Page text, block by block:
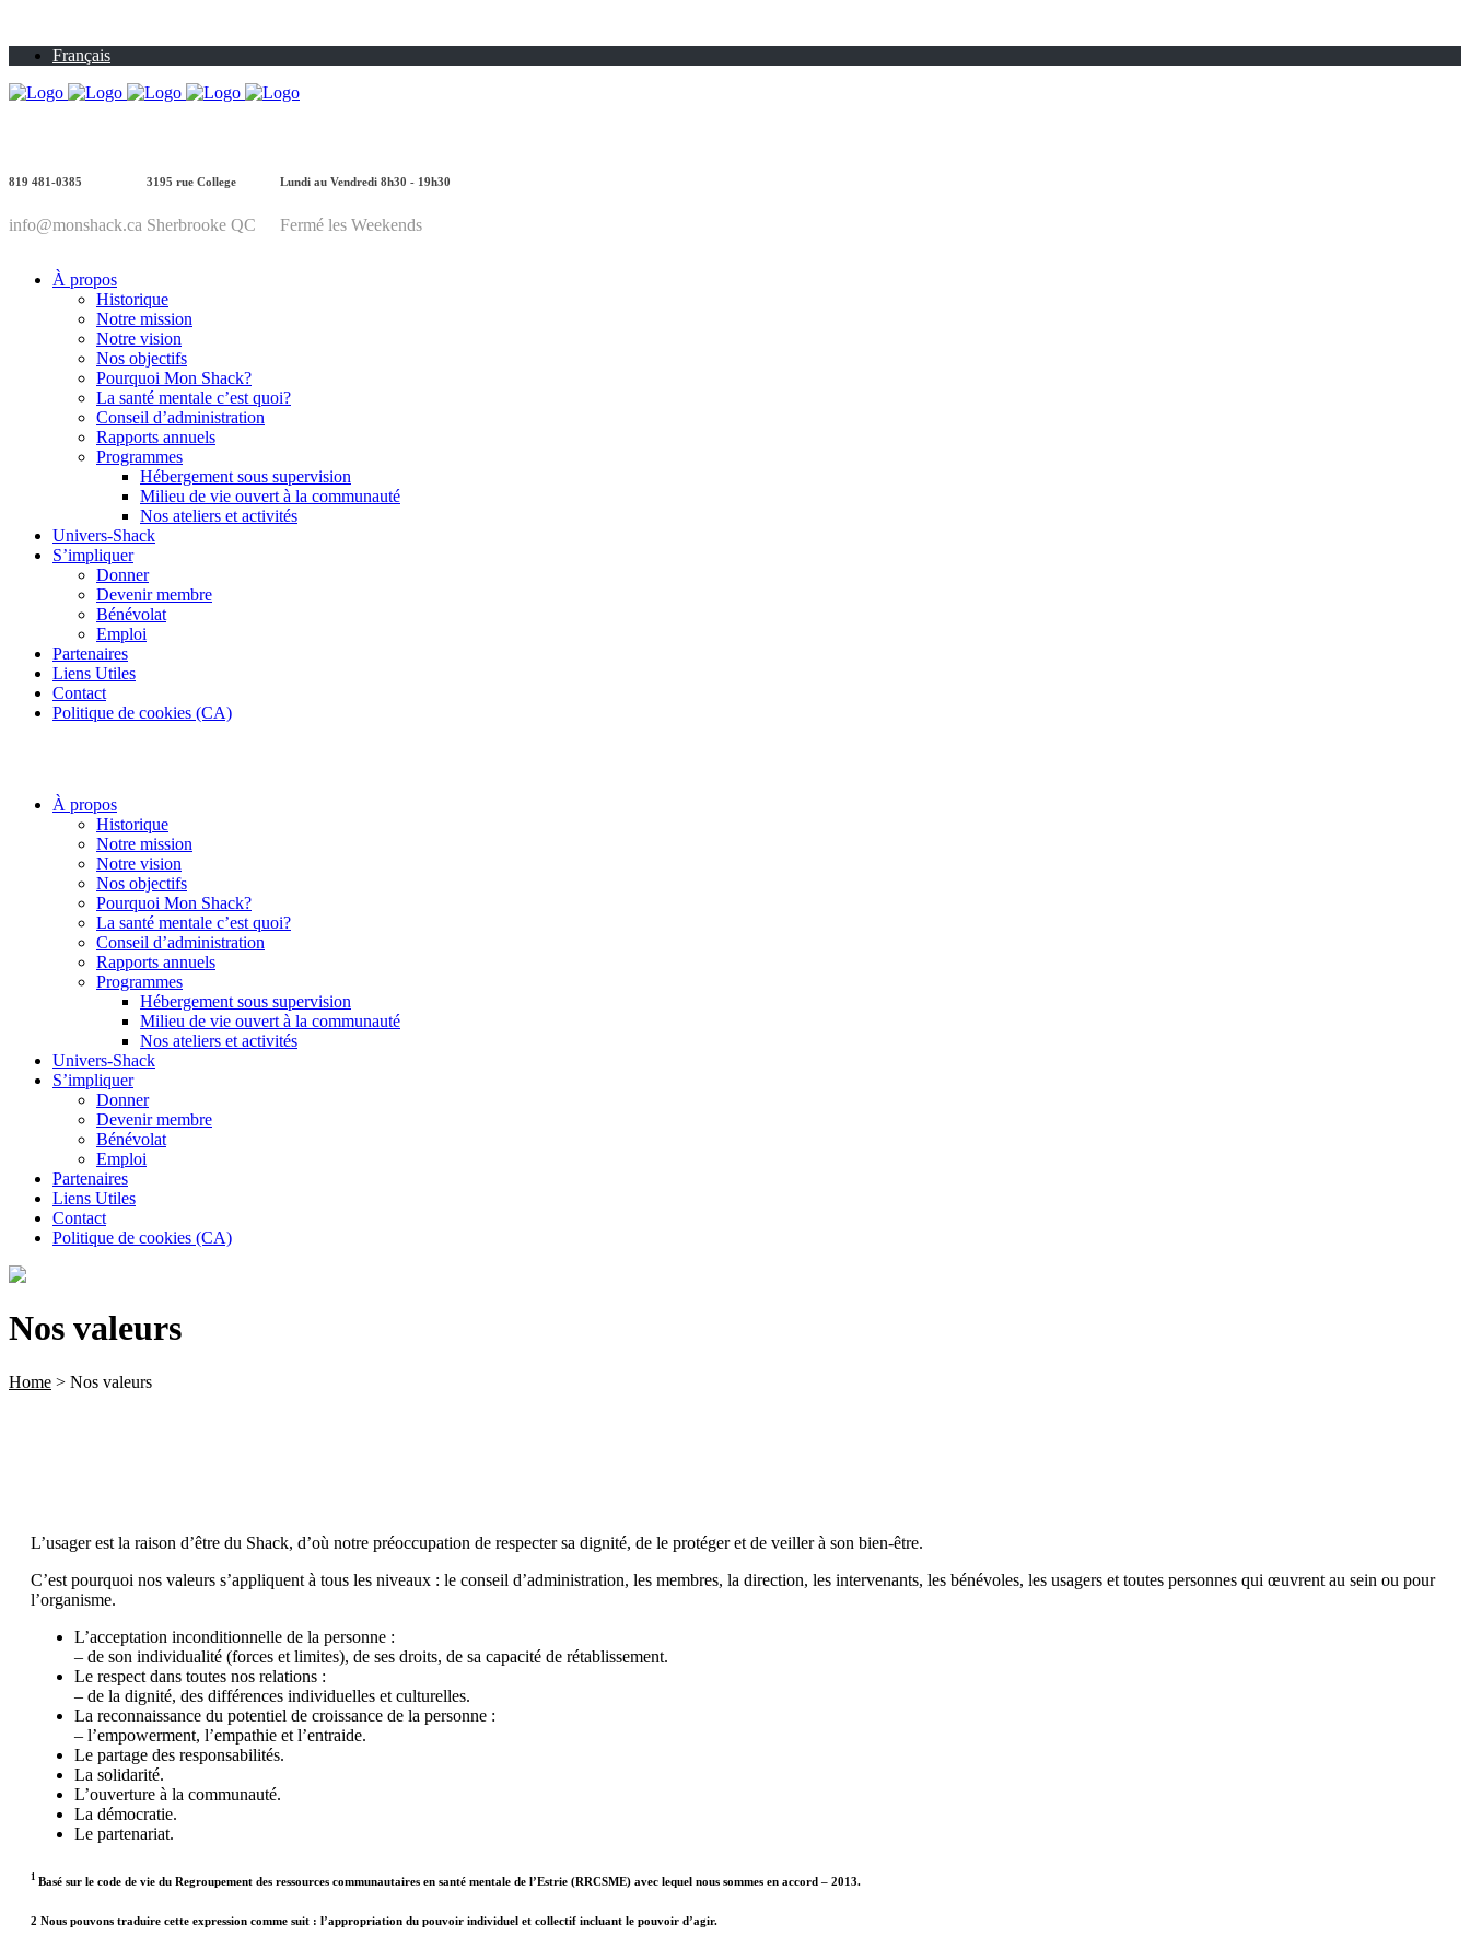
Français
819 481-0385
info@monshack.ca
3195 rue College
Sherbrooke QC
Lundi au Vendredi 8h30 - 19h30
Fermé les Weekends
À propos
Historique
Notre mission
Notre vision
Nos objectifs
Pourquoi Mon Shack?
La santé mentale c’est quoi?
Conseil d’administration
Rapports annuels
Programmes
Hébergement sous supervision
Milieu de vie ouvert à la communauté
Nos ateliers et activités
Univers-Shack
S’impliquer
Donner
Devenir membre
Bénévolat
Emploi
Partenaires
Liens Utiles
Contact
Politique de cookies (CA)
À propos
Historique
Notre mission
Notre vision
Nos objectifs
Pourquoi Mon Shack?
La santé mentale c’est quoi?
Conseil d’administration
Rapports annuels
Programmes
Hébergement sous supervision
Milieu de vie ouvert à la communauté
Nos ateliers et activités
Univers-Shack
S’impliquer
Donner
Devenir membre
Bénévolat
Emploi
Partenaires
Liens Utiles
Contact
Politique de cookies (CA)
Nos valeurs
Home > Nos valeurs
L’usager est la raison d’être du Shack, d’où notre préoccupation de respecter sa dignité, de le protéger et de veiller à son bien-être.
C’est pourquoi nos valeurs s’appliquent à tous les niveaux : le conseil d’administration, les membres, la direction, les intervenants, les bénévoles, les usagers et toutes personnes qui œuvrent au sein ou pour
l’organisme.
L’acceptation inconditionnelle de la personne :
– de son individualité (forces et limites), de ses droits, de sa capacité de rétablissement.
Le respect dans toutes nos relations :
– de la dignité, des différences individuelles et culturelles.
La reconnaissance du potentiel de croissance de la personne :
– l’empowerment, l’empathie et l’entraide.
Le partage des responsabilités.
La solidarité.
L’ouverture à la communauté.
La démocratie.
Le partenariat.
1 Basé sur le code de vie du Regroupement des ressources communautaires en santé mentale de l’Estrie (RRCSME) avec lequel nous sommes en accord – 2013.
2 Nous pouvons traduire cette expression comme suit : l’appropriation du pouvoir individuel et collectif incluant le pouvoir d’agir.